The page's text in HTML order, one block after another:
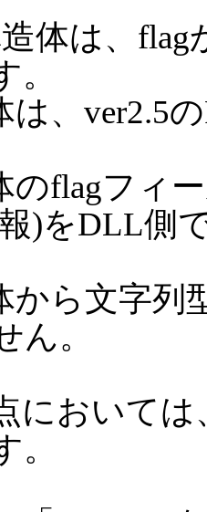
造体は、flag
は、ver2.5
のflagフィ
)をDLL側
から文字
ん。
においては